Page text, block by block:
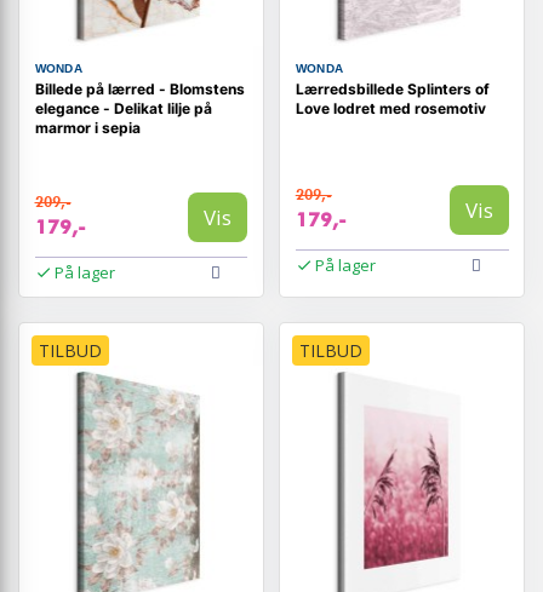
WONDA
Billede på lærred - Blomstens
elegance - Delikat lilje på
marmor i sepia
209,-
179,- Vis
På lager
WONDA
Lærredsbillede Splinters of
Love lodret med rosemotiv
209,-
179,- Vis
På lager
TILBUD TILBUD